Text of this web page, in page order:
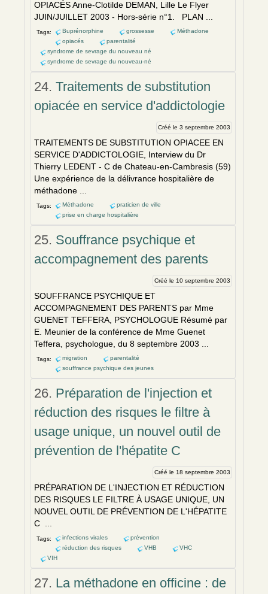
OPIACÉS Anne-Clotilde DEMAN, Lille Le Flyer
JUIN/JUILLET 2003 - Hors-série n°1. PLAN ...
Tags: Buprénorphine grossesse
Méthadone
opiacés
parentalité
syndrome de sevrage du nouveau né
syndrome de sevrage du nouveau-né
24. Traitements de substitution
opiacée en service d'addictologie
Créé le 3 septembre 2003
TRAITEMENTS DE SUBSTITUTION OPIACEE EN
SERVICE D'ADDICTOLOGIE, Interview du Dr
Thierry LEDENT - C de Chateau-en-Cambresis (59)
Une expérience de la délivrance hospitalière de
méthadone ...
Tags: Méthadone
praticien de ville
prise en charge hospitalière
25. Souffrance psychique et
accompagnement des parents
Créé le 10 septembre 2003
SOUFFRANCE PSYCHIQUE ET
ACCOMPAGNEMENT DES PARENTS par Mme
GUENET TEFFERA, PSYCHOLOGUE Résumé par
E. Meunier de la conférence de Mme Guenet
Teffera, psychologue, du 8 septembre 2003 ...
Tags: migration
parentalité
souffrance psychique des jeunes
26. Préparation de l'injection et
réduction des risques le filtre à
usage unique, un nouvel outil de
prévention de l'hépatite C
Créé le 18 septembre 2003
PRÉPARATION DE L'INJECTION ET RÉDUCTION
DES RISQUES LE FILTRE À USAGE UNIQUE, UN
NOUVEL OUTIL DE PRÉVENTION DE L'HÉPATITE
C ...
Tags: infections virales
prévention
réduction des risques
VHB
VHC
VIH
27. La méthadone en officine : de